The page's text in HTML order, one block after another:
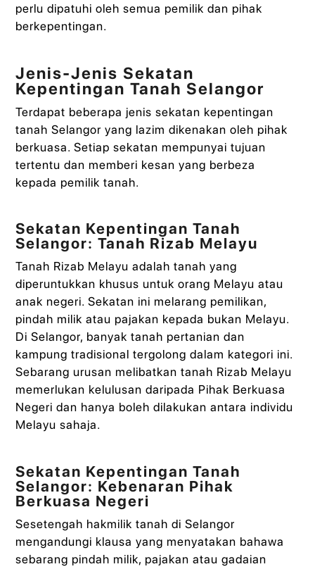
perlu dipatuhi oleh semua pemilik dan pihak
berkepentingan.
Jenis-Jenis Sekatan
Kepentingan Tanah Selangor
Terdapat beberapa jenis sekatan kepentingan
tanah Selangor yang lazim dikenakan oleh pihak
berkuasa. Setiap sekatan mempunyai tujuan
tertentu dan memberi kesan yang berbeza
kepada pemilik tanah.
Sekatan Kepentingan Tanah
Selangor: Tanah Rizab Melayu
Tanah Rizab Melayu adalah tanah yang
diperuntukkan khusus untuk orang Melayu atau
anak negeri. Sekatan ini melarang pemilikan,
pindah milik atau pajakan kepada bukan Melayu.
Di Selangor, banyak tanah pertanian dan
kampung tradisional tergolong dalam kategori ini.
Sebarang urusan melibatkan tanah Rizab Melayu
memerlukan kelulusan daripada Pihak Berkuasa
Negeri dan hanya boleh dilakukan antara individu
Melayu sahaja.
Sekatan Kepentingan Tanah
Selangor: Kebenaran Pihak
Berkuasa Negeri
Sesetengah hakmilik tanah di Selangor
mengandungi klausa yang menyatakan bahawa
sebarang pindah milik, pajakan atau gadaian